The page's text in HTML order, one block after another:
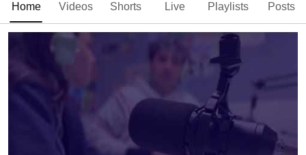
Home Videos Shorts Live Playlists Posts